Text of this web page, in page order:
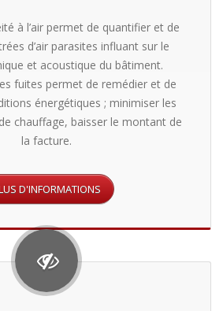
à l’air permet de quantifier et de
d’air parasites influant sur le
et acoustique du bâtiment.
fuites permet de remédier et de
énergétiques ; minimiser les
chauffage, baisser le montant de
la facture.